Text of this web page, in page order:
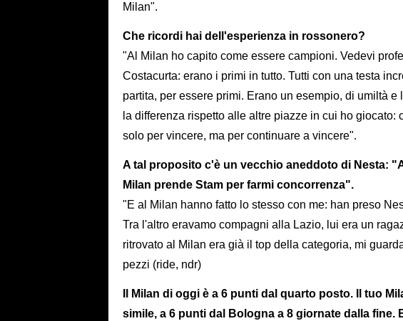
Milan".
Che ricordi hai dell'esperienza in rossonero?
"Al Milan ho capito come essere campioni. Vedevi
Costacurta: erano i primi in tutto. Tutti con una testa
partita, per essere primi. Erano un esempio, di umiltà
la differenza rispetto alle altre piazze in cui ho giocato:
solo per vincere, ma per continuare a vincere".
A tal proposito c'è un vecchio aneddoto di Nesta:
Milan prende Stam per farmi concorrenza".
"E al Milan hanno fatto lo stesso con me: han preso
Tra l'altro eravamo compagni alla Lazio, lui era un
ritrovato al Milan era già il top della categoria, mi
pezzi (ride, ndr)
Il Milan di oggi è a 6 punti dal quarto posto. Il tuo
simile, a 6 punti dal Bologna a 8 giornate dalla fine.